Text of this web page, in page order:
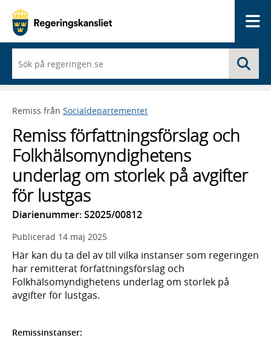
du
börjar
skriva
framträder
lista
med
sökförslag
Remiss från Socialdepartementet
Remiss författningsförslag och
Folkhälsomyndighetens
underlag om storlek på avgifter
för lustgas
Diarienummer: S2025/00812
Publicerad 14 maj 2025
Här kan du ta del av till vilka instanser som regeringen
har remitterat författningsförslag och
Folkhälsomyndighetens underlag om storlek på
avgifter för lustgas.
Remissinstanser: